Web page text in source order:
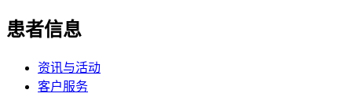
患者信息
资讯与活动
客户服务